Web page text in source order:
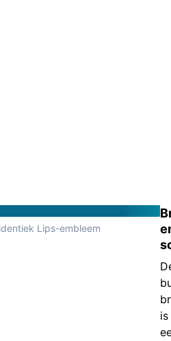
Lips-embleem
is